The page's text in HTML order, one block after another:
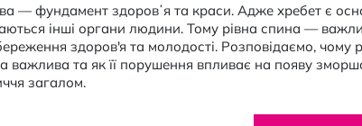
— фундамент здоровʼя та краси. Адже хребет є
інші органи людини. Тому рівна спина —
здоров'я та молодості. Розповідаємо, чому
важлива та як її порушення впливає на появу
загалом.